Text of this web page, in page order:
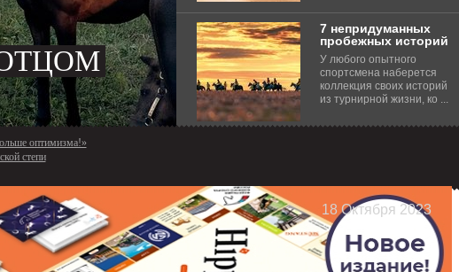
БОЛЬШЕ
ЛЮДЯМ
В
7 непридуманных
пробежных историй
У любого опытного
спортсмена наберется
коллекция своих историй
из турнирной жизни, ко ...
оптимизма!»
степи
18 Октября 2023